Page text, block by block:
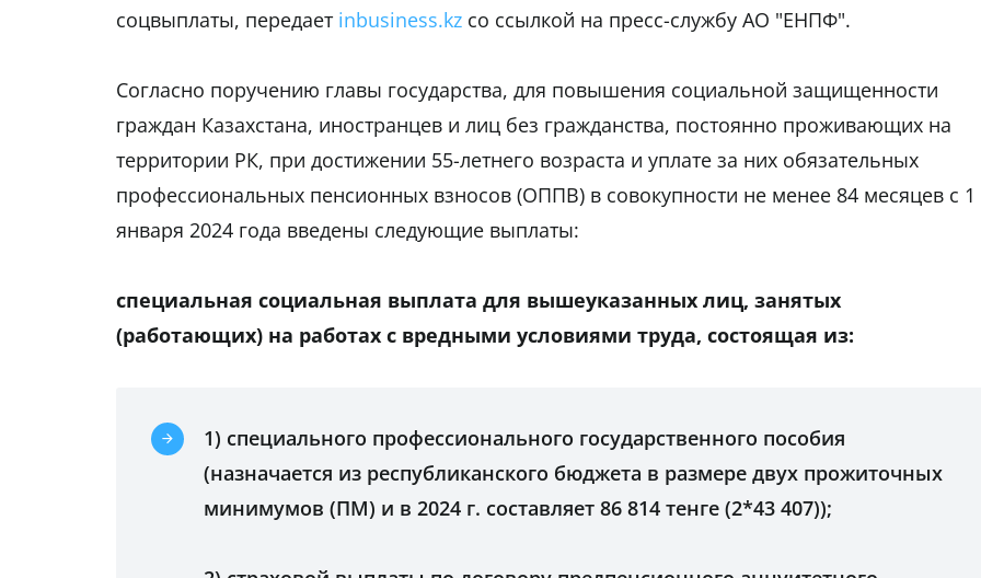
соцвыплаты, передает inbusiness.kz со ссылкой на пресс-службу АО "ЕНПФ".
Согласно поручению главы государства, для повышения социальной защищенности
граждан Казахстана, иностранцев и лиц без гражданства, постоянно проживающих на
территории РК, при достижении 55-летнего возраста и уплате за них обязательных
профессиональных пенсионных взносов (ОППВ) в совокупности не менее 84 месяцев с 1
января 2024 года введены следующие выплаты:
специальная социальная выплата для вышеуказанных лиц, занятых
(работающих) на работах с вредными условиями труда, состоящая из:
1) специального профессионального государственного пособия
(назначается из республиканского бюджета в размере двух прожиточных
минимумов (ПМ) и в 2024 г. составляет 86 814 тенге (2*43 407));